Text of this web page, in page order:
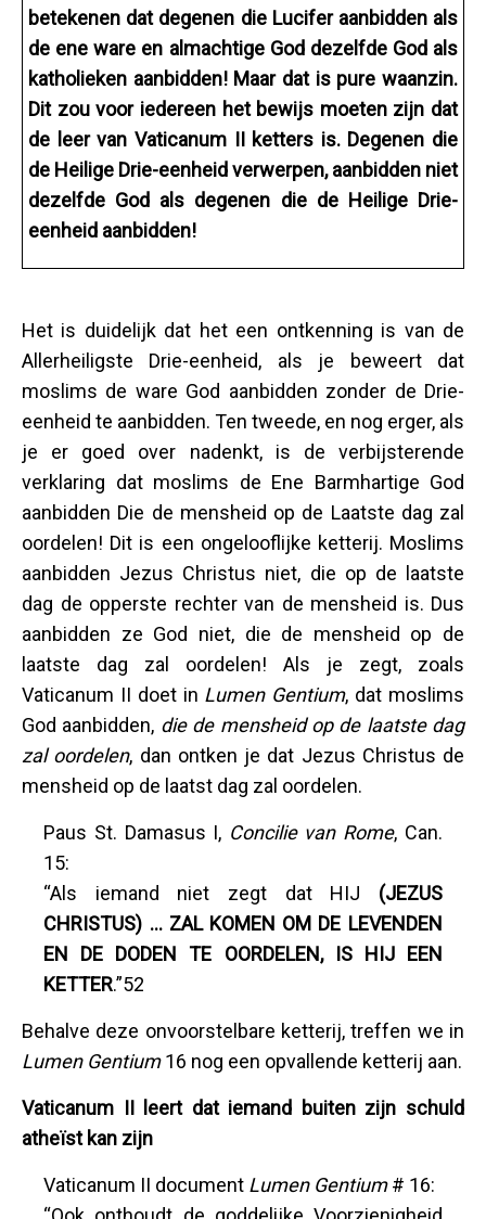
betekenen dat degenen die Lucifer aanbidden als
de ene ware en almachtige God dezelfde God als
katholieken aanbidden! Maar dat is pure waanzin.
Dit zou voor iedereen het bewijs moeten zijn dat
de leer van Vaticanum II ketters is. Degenen die
de Heilige Drie-eenheid verwerpen, aanbidden niet
dezelfde God als degenen die de Heilige Drie-
eenheid aanbidden!
Het is duidelijk dat het een ontkenning is van de
Allerheiligste Drie-eenheid, als je beweert dat
moslims de ware God aanbidden zonder de Drie-
eenheid te aanbidden. Ten tweede, en nog erger, als
je er goed over nadenkt, is de verbijsterende
verklaring dat moslims de Ene Barmhartige God
aanbidden Die de mensheid op de Laatste dag zal
oordelen! Dit is een ongelooflijke ketterij. Moslims
aanbidden Jezus Christus niet, die op de laatste
dag de opperste rechter van de mensheid is. Dus
aanbidden ze God niet, die de mensheid op de
laatste dag zal oordelen! Als je zegt, zoals
Vaticanum II doet in Lumen Gentium, dat moslims
God aanbidden, die de mensheid op de laatste dag
zal oordelen, dan ontken je dat Jezus Christus de
mensheid op de laatst dag zal oordelen.
Paus St. Damasus I, Concilie van Rome, Can.
15:
“Als iemand niet zegt dat HIJ (JEZUS
CHRISTUS) … ZAL KOMEN OM DE LEVENDEN
EN DE DODEN TE OORDELEN, IS HIJ EEN
KETTER.”52
Behalve deze onvoorstelbare ketterij, treffen we in
Lumen Gentium16 nog een opvallende ketterij aan.
Vaticanum II leert dat iemand buiten zijn schuld
atheïst kan zijn
Vaticanum II document Lumen Gentium# 16: